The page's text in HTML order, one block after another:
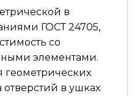
в
ГОСТ 24705,
со
элементами.
геометрических
отверстий в ушках